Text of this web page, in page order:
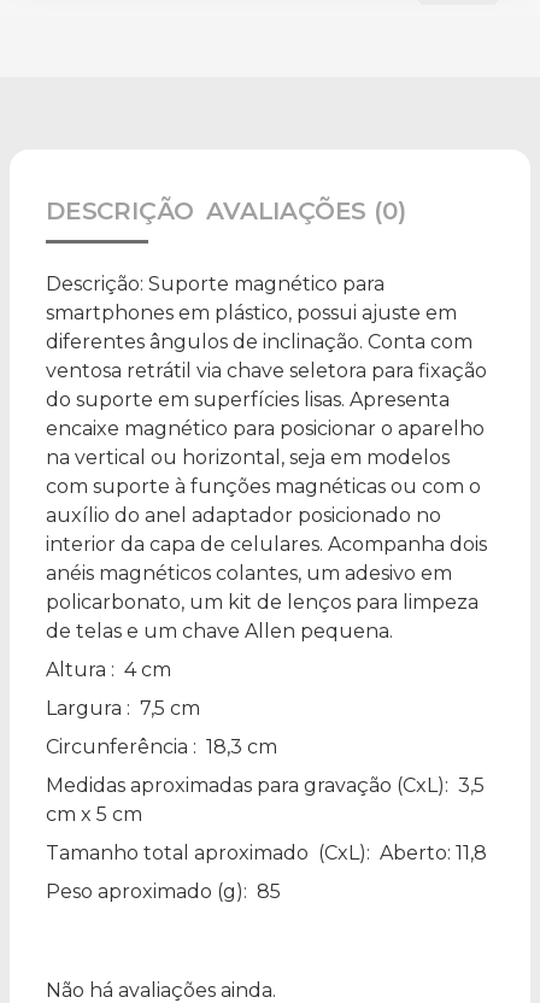
DESCRIÇÃO AVALIAÇÕES (0)
Descrição: Suporte magnético para
smartphones em plástico, possui ajuste em
diferentes ângulos de inclinação. Conta com
ventosa retrátil via chave seletora para fixação
do suporte em superfícies lisas. Apresenta
encaixe magnético para posicionar o aparelho
na vertical ou horizontal, seja em modelos
com suporte à funções magnéticas ou com o
auxílio do anel adaptador posicionado no
interior da capa de celulares. Acompanha dois
anéis magnéticos colantes, um adesivo em
policarbonato, um kit de lenços para limpeza
de telas e um chave Allen pequena.
Altura : 4 cm
Largura : 7,5 cm
Circunferência : 18,3 cm
Medidas aproximadas para gravação (CxL): 3,5
cm x 5 cm
Tamanho total aproximado (CxL): Aberto: 11,8
Peso aproximado (g): 85
Não há avaliações ainda.